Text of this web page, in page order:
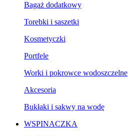
Bagaż dodatkowy
Torebki i saszetki
Kosmetyczki
Portfele
Worki i pokrowce wodoszczelne
Akcesoria
Bukłaki i sakwy na wodę
WSPINACZKA